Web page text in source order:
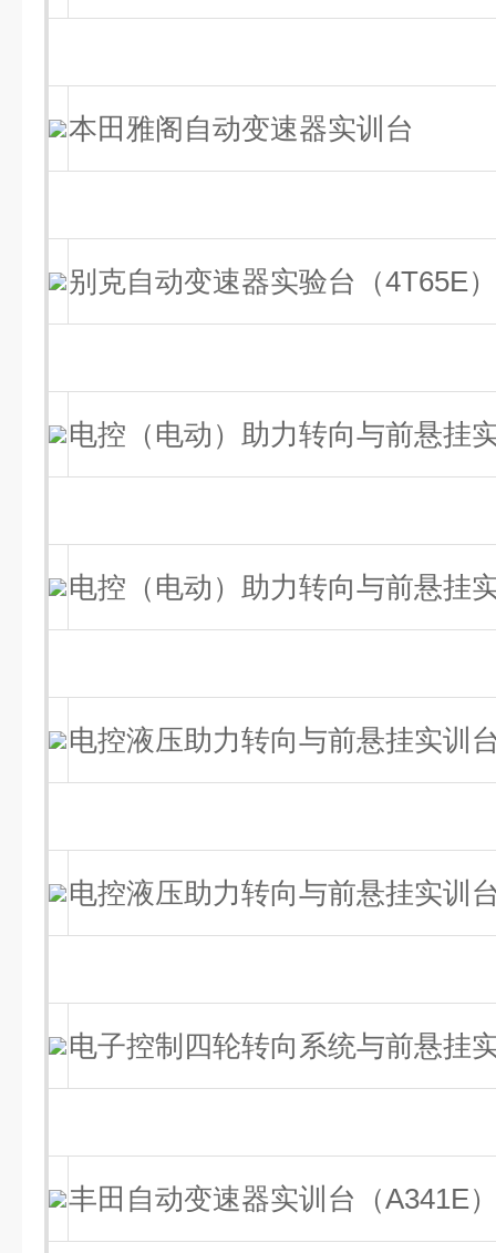
本田雅阁自动变速器实训台
别克自动变速器实验台（4T65E）
电控（电动）助力转向与前悬挂
电控（电动）助力转向与前悬挂
电控液压助力转向与前悬挂实训
电控液压助力转向与前悬挂实训
电子控制四轮转向系统与前悬挂
丰田自动变速器实训台（A341E